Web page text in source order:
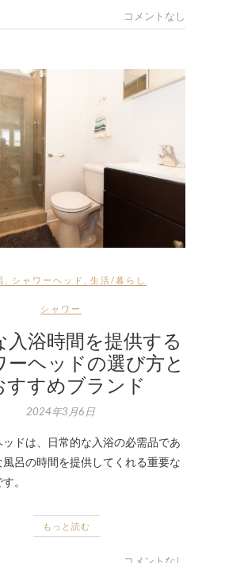
コメントなし
シャワーヘッド 生活/暮らし
シャワー
入浴時間を提供する
ーヘッドの選び方と
すすめブランド
2024年3月6日
ッドは、日常的な入浴の必需品であ
風呂の時間を提供してくれる重要な
。
もっと読む